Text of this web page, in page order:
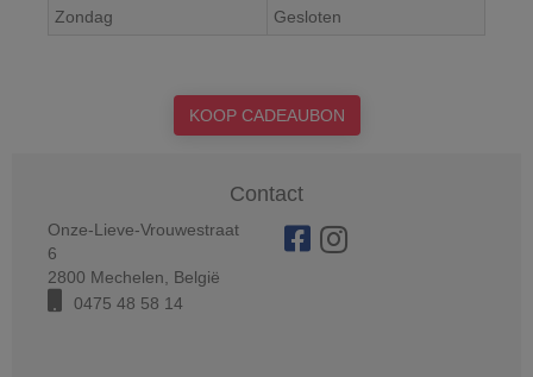
Zondag
Gesloten
KOOP CADEAUBON
Contact
Onze-Lieve-Vrouwestraat
6
2800 Mechelen
België
0475 48 58 14